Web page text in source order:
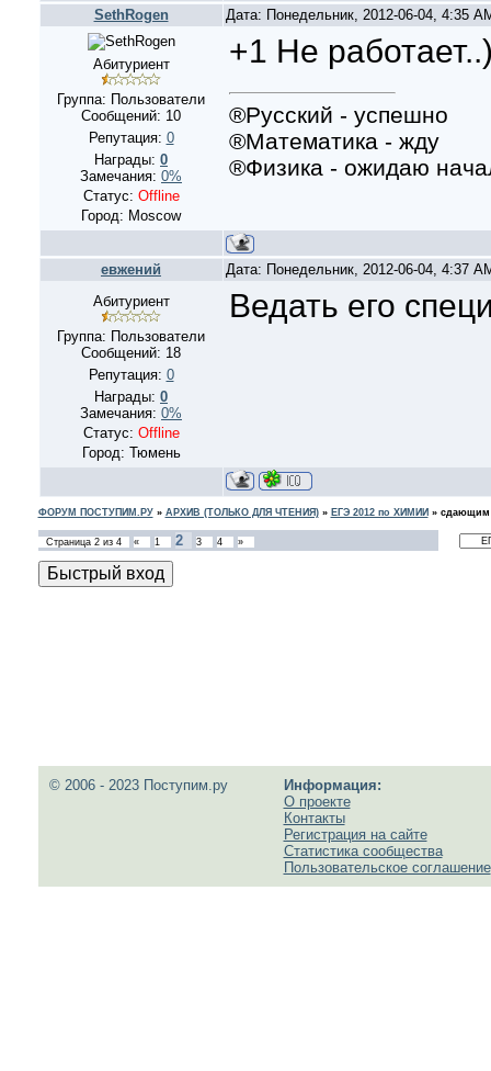
SethRogen Дата: Понедельник, 2012-06-04, 4:35
Абитуриент
Группа: Пользователи
Сообщений: 10
Репутация: 0
Награды: 0
Замечания: 0%
Статус: Offline
Город: Moscow
+1 Не
®Русский - успешно
®Математика - жду
®Физика - ожидаю
евжений
Дата: Понедельник, 2012-06-04, 4:37
Абитуриент
Группа: Пользователи
Сообщений: 18
Репутация: 0
Награды: 0
Замечания: 0%
Статус: Offline
Город: Тюмень
Ведать его
ФОРУМ ПОСТУПИМ.РУ» АРХИВ (ТОЛЬКО ДЛЯ ЧТЕНИЯ)» ЕГЭ 2012 по ХИМИИ » сдающим
Страница 2из 4 « 1 2 3 4 »
© 2006 - 2023 Поступим.ру
Информация:
О проекте
Контакты
Регистрация на сайте
Статистика сообщества
Пользовательское соглашение